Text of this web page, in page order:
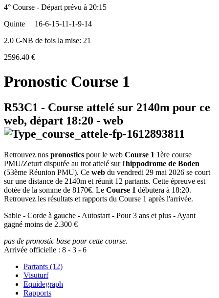
4° Course - Départ prévu à 20:15
Quinte
16-6-15-11-1-9-14
2.0 €-NB de fois la mise: 21
2596.40 €
Pronostic Course 1
R53C1 - Course attelé sur 2140m pour ce
web, départ 18:20 - web
Retrouvez nos pronostics pour le web Course 1 1ère course
PMU/Zeturf disputée au trot attelé sur l'hippodrome de Boden
(53ème Réunion PMU). Ce web du vendredi 29 mai 2026 se court
sur une distance de 2140m et réunit 12 partants. Cette épreuve est
dotée de la somme de 8170€. Le Course 1 débutera à 18:20.
Retrouvez les résultats et rapports du Course 1 après l'arrivée.
Sable - Corde à gauche - Autostart - Pour 3 ans et plus - Ayant
gagné moins de 2.300 €
pas de pronostic base pour cette course.
Arrivée officielle : 8 - 3 - 6
Partants (12)
Visuturf
Equidegraph
Rapports